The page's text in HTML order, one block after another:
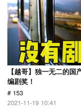
【越哥】独一无二的
编剧奖！
# 153
2021-11-19 10:41